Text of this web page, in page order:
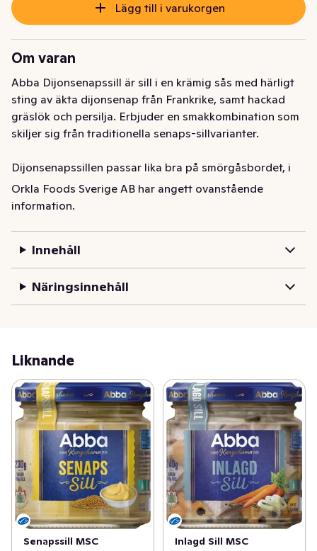
Lägg till i varukorgen
Om varan
Abba Dijonsenapssill är sill i en krämig sås med härligt
sting av äkta dijonsenap från Frankrike, samt hackad
gräslök och persilja. Erbjuder en smakkombination som
skiljer sig från traditionella senaps-sillvarianter.
Dijonsenapssillen passar lika bra på smörgåsbordet, i
potatissalladen som den gör i moderna rätter och som
en del av kreativa förrätter. Dess breda och tillgängliga
som ett läckert inslag i vardagen.
Orkla Foods Sverige AB har angett ovanstående
information.
Innehåll
Näringsinnehåll
Liknande
Senapssill MSC
Inlagd Sill MSC